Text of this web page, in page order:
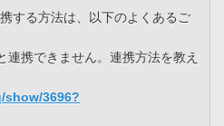
する方法は、以下のよくあるご
携できません。連携方法を教え
3696?